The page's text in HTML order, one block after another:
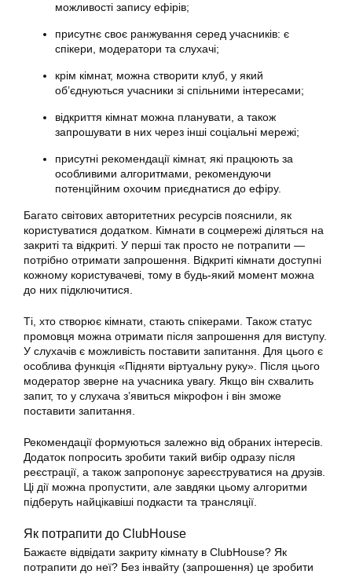
можливості запису ефірів;
присутнє своє ранжування серед учасників: є
спікери, модератори та слухачі;
крім кімнат, можна створити клуб, у який
об’єднуються учасники зі спільними інтересами;
відкриття кімнат можна планувати, а також
запрошувати в них через інші соціальні мережі;
присутні рекомендації кімнат, які працюють за
особливими алгоритмами, рекомендуючи
потенційним охочим приєднатися до ефіру.
Багато світових авторитетних ресурсів пояснили, як
користуватися додатком. Кімнати в соцмережі діляться на
закриті та відкриті. У перші так просто не потрапити —
потрібно отримати запрошення. Відкриті кімнати доступні
кожному користувачеві, тому в будь-який момент можна
до них підключитися.
Ті, хто створює кімнати, стають спікерами. Також статус
промовця можна отримати після запрошення для виступу.
У слухачів є можливість поставити запитання. Для цього є
особлива функція «Підняти віртуальну руку». Після цього
модератор зверне на учасника увагу. Якщо він схвалить
запит, то у слухача з’явиться мікрофон і він зможе
поставити запитання.
Рекомендації формуються залежно від обраних інтересів.
Додаток попросить зробити такий вибір одразу після
реєстрації, а також запропонує зареєструватися на друзів.
Ці дії можна пропустити, але завдяки цьому алгоритми
підберуть найцікавіші подкасти та трансляції.
Як потрапити до ClubHouse
Бажаєте відвідати закриту кімнату в ClubHouse? Як
потрапити до неї? Без інвайту (запрошення) це зробити